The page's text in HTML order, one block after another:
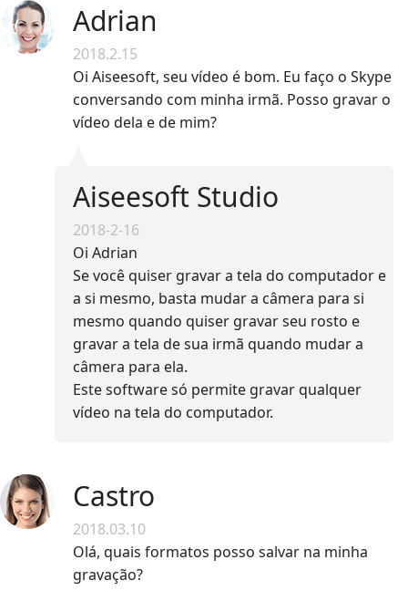
Adrian
2018.2.15
Oi Aiseesoft, seu vídeo é bom. Eu faço o Skype
conversando com minha irmã. Posso gravar o
vídeo dela e de mim?
Aiseesoft Studio
2018-2-16
Oi Adrian
Se você quiser gravar a tela do computador e
a si mesmo, basta mudar a câmera para si
mesmo quando quiser gravar seu rosto e
gravar a tela de sua irmã quando mudar a
câmera para ela.
Este software só permite gravar qualquer
vídeo na tela do computador.
Castro
2018.03.10
Olá, quais formatos posso salvar na minha
gravação?